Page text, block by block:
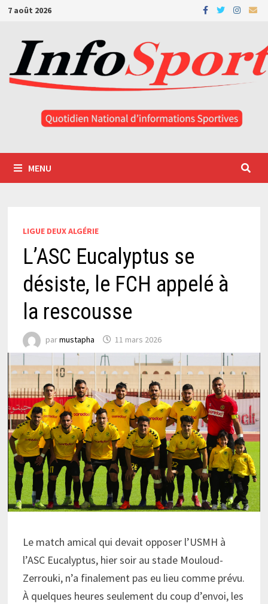
Passer
contenu
7 août 2026
MENU
LIGUE DEUX ALGÉRIE
L’ASC Eucalyptus se
désiste, le FCH appelé à
la rescousse
parmustapha 11 mars 2026
Le match amical qui devait opposer l’USMH à
l’ASC Eucalyptus, hier soir au stade Mouloud-
Zerrouki, n’a finalement pas eu lieu comme prévu.
À quelques heures seulement du coup d’envoi, les